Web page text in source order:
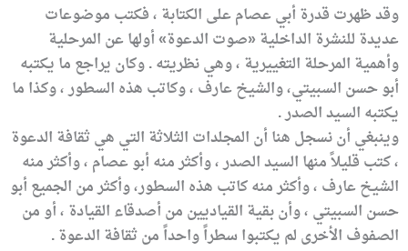
وقد ظهرت قدرة أبي عصام على الكتابة ، فكتب موضوعات
عديدة للنشرة الداخلية «صوت الدعوة» أولها عن المرحلية
وأهمية المرحلة التغييرية ، وهي نظريته . وكان يراجع ما يكتبه
أبو حسن السبيتي، والشيخ عارف ، وكاتب هذه السطور ، وكذا ما
يكتبه السيد الصدر .
وينبغي أن نسجل هنا أن المجلدات الثلاثة التي هي ثقافة الدعوة
، كتب قليلاً منها السيد الصدر ، وأكثر منه أبو عصام ، وأكثر منه
الشيخ عارف ، وأكثر منه كاتب هذه السطور، وأكثر من الجميع أبو
حسن السبيتي ، وأن بقية القياديين من أصدقاء القيادة ، أو من
الصفوف الأخرى لم يكتبوا سطراً واحداً من ثقافة الدعوة .